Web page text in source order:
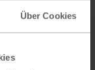
Über Cookies